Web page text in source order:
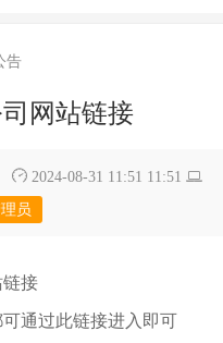
告
网站链接
2024-08-31 11:51 11:51
员
链接
通过此链接进入即可